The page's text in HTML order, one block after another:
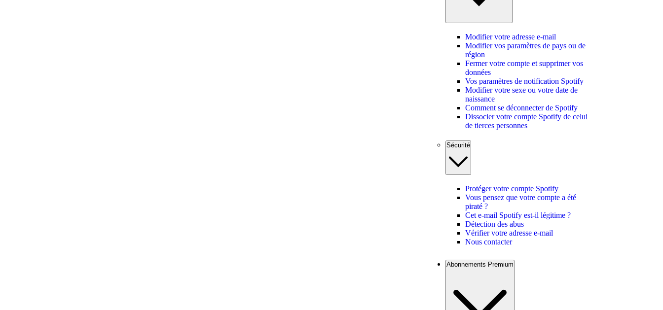
Modifier votre adresse e-mail
Modifier vos paramètres de pays ou de
région
Fermer votre compte et supprimer vos
données
Vos paramètres de notification Spotify
Modifier votre sexe ou votre date de
naissance
Comment se déconnecter de Spotify
Dissocier votre compte Spotify de celui
de tierces personnes
Sécurité
Protéger votre compte Spotify
Vous pensez que votre compte a été
piraté ?
Cet e-mail Spotify est-il légitime ?
Détection des abus
Vérifier votre adresse e-mail
Nous contacter
Abonnements Premium